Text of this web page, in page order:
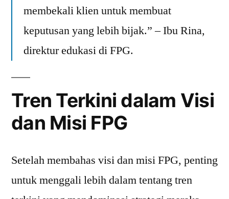
membekali klien untuk membuat
keputusan yang lebih bijak.” – Ibu Rina,
direktur edukasi di FPG.
Tren Terkini dalam Visi
dan Misi FPG
Setelah membahas visi dan misi FPG, penting
untuk menggali lebih dalam tentang tren